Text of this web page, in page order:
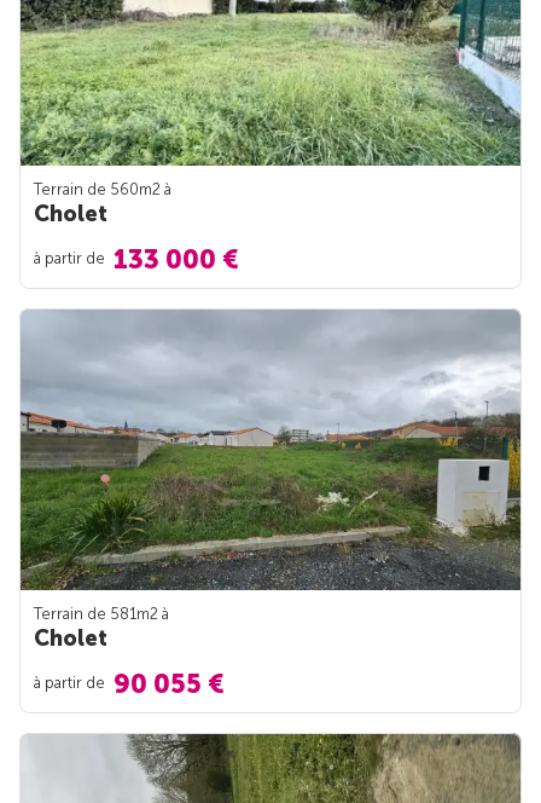
Terrain de 560m2 à
Cholet
à partir de 133 000 €
Terrain de 581m2 à
Cholet
à partir de 90 055 €